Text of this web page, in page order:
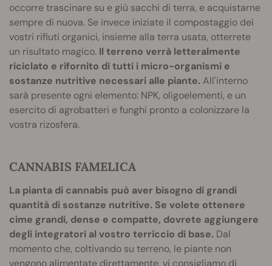
occorre trascinare su e giù sacchi di terra, e acquistarne
sempre di nuova. Se invece iniziate il compostaggio dei
vostri rifiuti organici, insieme alla terra usata, otterrete
un risultato magico. Il terreno verrà letteralmente
riciclato e rifornito di tutti i micro-organismi e
sostanze nutritive necessari alle piante. All'interno
sarà presente ogni elemento: NPK, oligoelementi, e un
esercito di agrobatteri e funghi pronto a colonizzare la
vostra rizosfera.
CANNABIS FAMELICA
La pianta di cannabis può aver bisogno di grandi
quantità di sostanze nutritive. Se volete ottenere
cime grandi, dense e compatte, dovrete aggiungere
degli integratori al vostro terriccio di base. Dal
momento che, coltivando su terreno, le piante non
vengono alimentate direttamente, vi consigliamo di